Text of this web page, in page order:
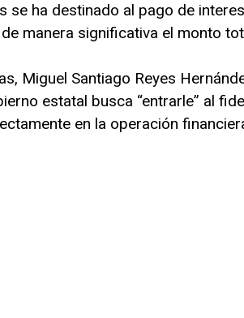
se ha destinado al pago de
manera significativa el monto
Miguel Santiago Reyes
estatal busca “entrarle” al
en la operación